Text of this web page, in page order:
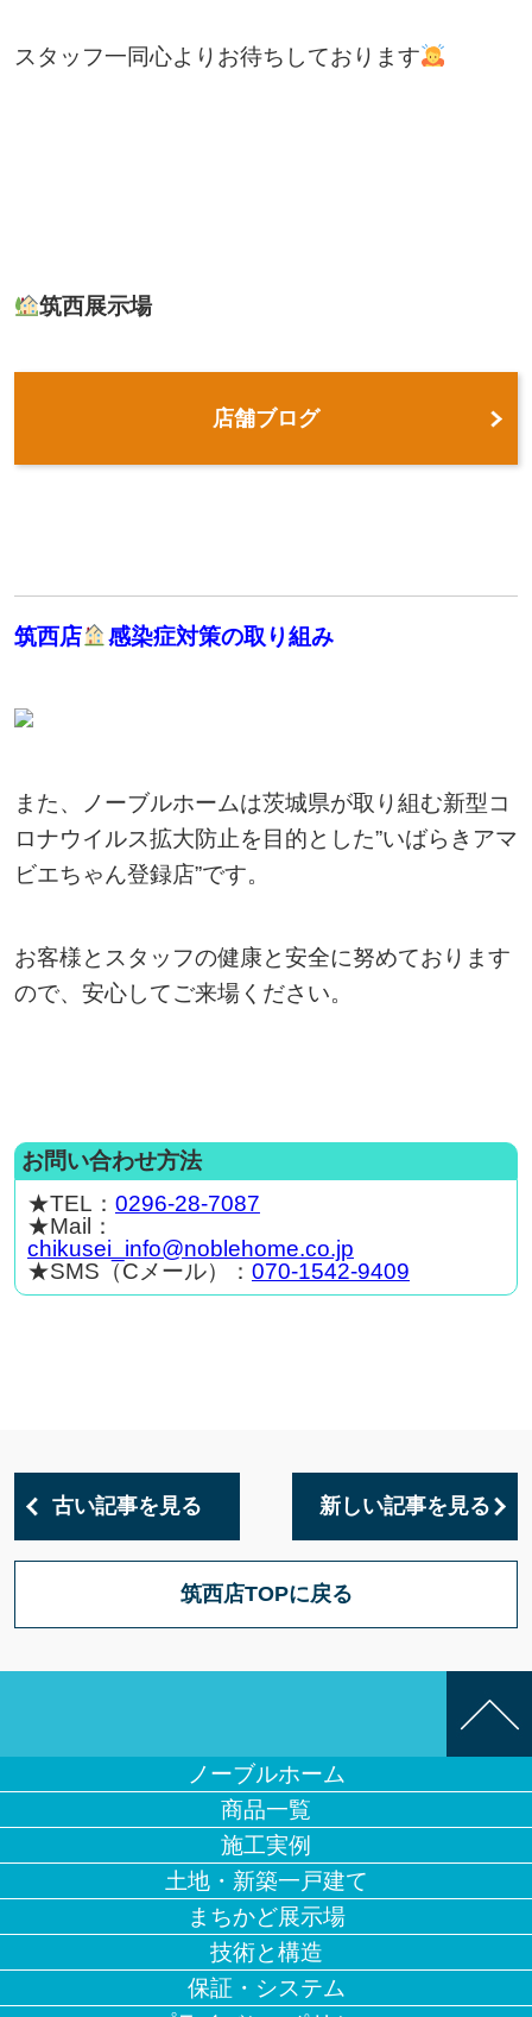
スタッフ一同心よりお待ちしております
筑西展示場
店舗ブログ
筑西店 感染症対策の取り組み
また、ノーブルホームは茨城県が取り組む新型コ
ロナウイルス拡大防止を目的とした”いばらきアマ
ビエちゃん登録店”です。
お客様とスタッフの健康と安全に努めております
ので、安心してご来場ください。
お問い合わせ方法
★TEL： 0296-28-7087
★Mail：
chikusei_info@noblehome.co.jp
★SMS（Cメール）： 070-1542-9409
古い記事を見る 新しい記事を見る
筑西店TOPに戻る
ノーブルホーム
商品一覧
施工実例
土地・新築一戸建て
まちかど展示場
技術と構造
保証・システム